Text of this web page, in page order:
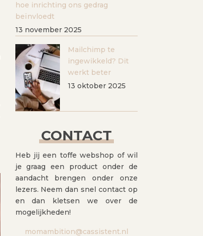
hoe inrichting ons gedrag
beïnvloedt
13 november 2025
Mailchimp te
ingewikkeld? Dit
werkt beter
13 oktober 2025
CONTACT
Heb jij een toffe webshop of wil
je graag een product onder de
aandacht brengen onder onze
lezers. Neem dan snel contact op
en dan kletsen we over de
mogelijkheden!
momambition@cassistent.nl